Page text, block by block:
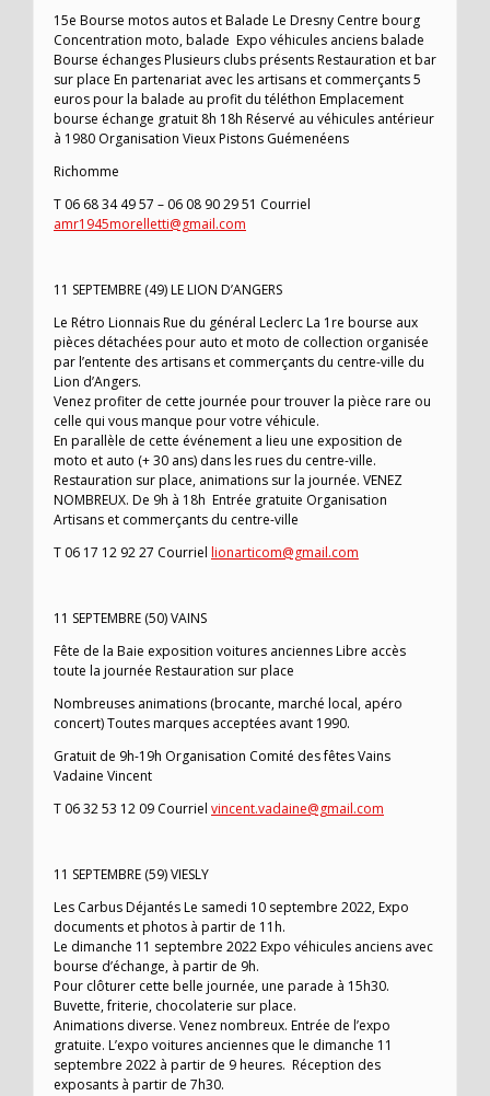
15e Bourse motos autos et Balade Le Dresny Centre bourg
Concentration moto, balade Expo véhicules anciens balade
Bourse échanges Plusieurs clubs présents Restauration et bar
sur place En partenariat avec les artisans et commerçants 5
euros pour la balade au profit du téléthon Emplacement
bourse échange gratuit 8h 18h Réservé au véhicules antérieur
à 1980 Organisation Vieux Pistons Guémenéens
Richomme
T 06 68 34 49 57 – 06 08 90 29 51 Courriel
amr1945morelletti@gmail.com
11 SEPTEMBRE (49) LE LION D’ANGERS
Le Rétro Lionnais Rue du général Leclerc La 1re bourse aux
pièces détachées pour auto et moto de collection organisée
par l’entente des artisans et commerçants du centre-ville du
Lion d’Angers.
Venez profiter de cette journée pour trouver la pièce rare ou
celle qui vous manque pour votre véhicule.
En parallèle de cette événement a lieu une exposition de
moto et auto (+ 30 ans) dans les rues du centre-ville.
Restauration sur place, animations sur la journée. VENEZ
NOMBREUX. De 9h à 18h Entrée gratuite Organisation
Artisans et commerçants du centre-ville
T 06 17 12 92 27 Courriel lionarticom@gmail.com
11 SEPTEMBRE (50) VAINS
Fête de la Baie exposition voitures anciennes Libre accès
toute la journée Restauration sur place
Nombreuses animations (brocante, marché local, apéro
concert) Toutes marques acceptées avant 1990.
Gratuit de 9h-19h Organisation Comité des fêtes Vains
Vadaine Vincent
T 06 32 53 12 09 Courriel vincent.vadaine@gmail.com
11 SEPTEMBRE (59) VIESLY
Les Carbus Déjantés Le samedi 10 septembre 2022, Expo
documents et photos à partir de 11h.
Le dimanche 11 septembre 2022 Expo véhicules anciens avec
bourse d’échange, à partir de 9h.
Pour clôturer cette belle journée, une parade à 15h30.
Buvette, friterie, chocolaterie sur place.
Animations diverse. Venez nombreux. Entrée de l’expo
gratuite. L’expo voitures anciennes que le dimanche 11
septembre 2022 à partir de 9 heures. Réception des
exposants à partir de 7h30.